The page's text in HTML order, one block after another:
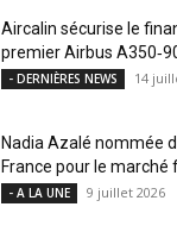
Aircalin sécurise le
premier Airbus
- DERNIÈRES NEWS 14
Nadia Azalé nommée
France pour le marché
- A LA UNE 9 juillet 2026